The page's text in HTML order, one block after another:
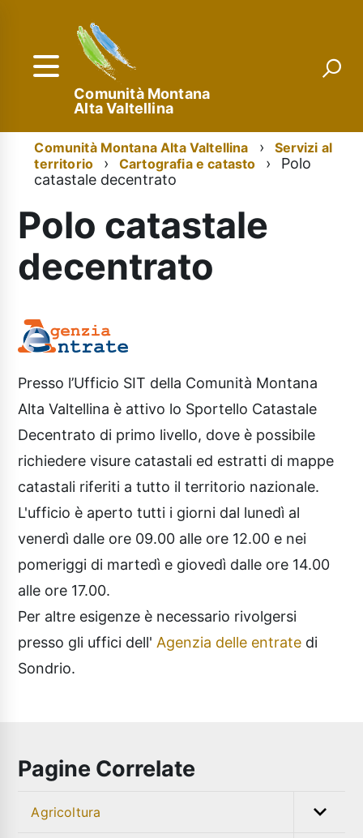
principale
Comunità Montana
Alta Valtellina
Menu
navigazione
Briciole
di
Comunità Montana Alta Valtellina
Servizi al
territorio
Cartografia e catasto
Polo
catastale decentrato
Polo catastale
decentrato
Presso l’Ufficio SIT della Comunità Montana
Alta Valtellina è attivo lo Sportello Catastale
Decentrato di primo livello, dove è possibile
richiedere visure catastali ed estratti di mappe
catastali riferiti a tutto il territorio nazionale.
L'ufficio è aperto tutti i giorni dal lunedì al
venerdì dalle ore 09.00 alle ore 12.00 e nei
pomeriggi di martedì e giovedì dalle ore 14.00
alle ore 17.00.
Per altre esigenze è necessario rivolgersi
presso gli uffici dell'Agenzia delle entrate di
Sondrio.
Pagine Correlate
Agricoltura